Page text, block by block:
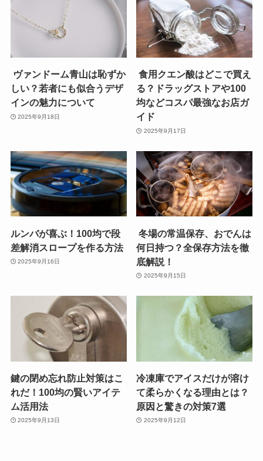
ヴァンドーム青山は恥ずか
しい？若者にも似合うデザ
インの魅力について
2025年9月18日
食用クエン酸はどこで買え
る？ドラッグストアや100
均などコスパ最強なお店ガ
イド
2025年9月17日
ルンバが喜ぶ！100均で段
差解消スロープを作る方法
2025年9月16日
冬場の常温保存、おでんは
何日持つ？全保存方法を徹
底解説！
2025年9月15日
鍵の閉め忘れ防止対策はこ
れだ！100均の賢いアイテ
ム活用法
2025年9月13日
冷凍庫でアイスだけが溶け
て柔らかくなる理由とは？
原因と驚きの対策7選
2025年9月12日